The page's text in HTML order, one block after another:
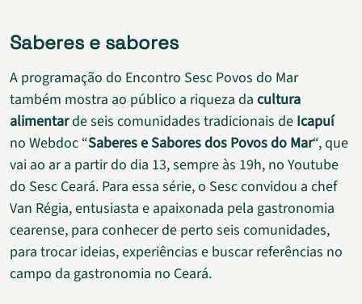
Saberes e sabores
A programação do Encontro Sesc Povos do Mar
também mostra ao público a riqueza da cultura
alimentarde seis comunidades tradicionais de Icapuí
no Webdoc “Saberes e Sabores dos Povos do Mar“, que
vai ao ar a partir do dia 13, sempre às 19h, no Youtube
do Sesc Ceará. Para essa série, o Sesc convidou a chef
Van Régia, entusiasta e apaixonada pela gastronomia
cearense, para conhecer de perto seis comunidades,
para trocar ideias, experiências e buscar referências no
campo da gastronomia no Ceará.